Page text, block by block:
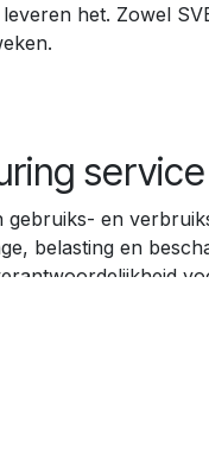
het. Zowel
service
gebruiks- en
belasting en